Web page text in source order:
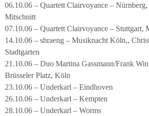
06.10.06 – Quartett Clairvoyance –
Mitschnitt
07.10.06 – Quartett Clairvoyance – Stuttgart,
14.10.06 – shraeng – Musiknacht Köln,,
Stadtgarten
21.10.06 – Duo Martina Gassmann/Frank
Brüsseler Platz, Köln
23.10.06 – Underkarl – Eindhoven
26.10.06 – Underkarl – Kempten
28.10.06 – Underkarl – Worms